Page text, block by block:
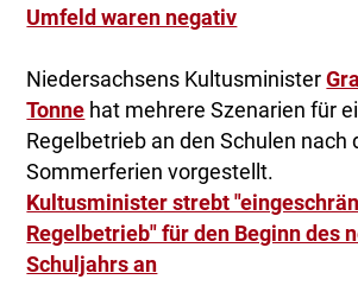
Umfeld waren negativ
Niedersachsens Kultusminister
Tonne hat mehrere Szenarien für
Regelbetrieb an den Schulen nach
Sommerferien vorgestellt.
Kultusminister strebt
Regelbetrieb" für den Beginn des
Schuljahrs an